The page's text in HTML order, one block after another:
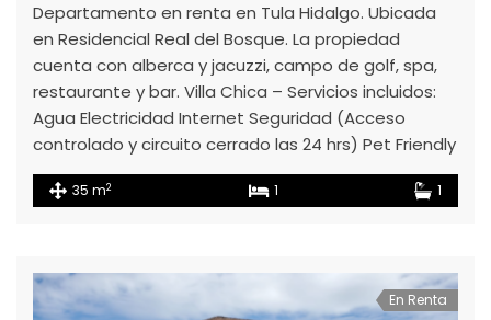
Departamento en renta en Tula Hidalgo. Ubicada
en Residencial Real del Bosque. La propiedad
cuenta con alberca y jacuzzi, campo de golf, spa,
restaurante y bar. Villa Chica – Servicios incluidos:
Agua Electricidad Internet Seguridad (Acceso
controlado y circuito cerrado las 24 hrs) Pet Friendly
35 m2 1 1
En Renta